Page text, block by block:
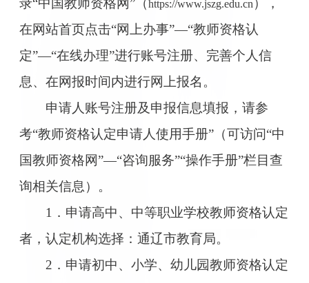
录“中国教师资格网”（https://www.jszg.edu.cn ），
在网站首页点击“网上办事”—“教师资格认
定”—“在线办理”进行账号注册、完善个人信
息、在网报时间内进行网上报名。
申请人账号注册及申报信息填报，请参
考“教师资格认定申请人使用手册”（可访问“中
国教师资格网”—“咨询服务”“操作手册”栏目查
询相关信息）。
1．申请高中、中等职业学校教师资格认定
者，认定机构选择：通辽市教育局。
2．申请初中、小学、幼儿园教师资格认定